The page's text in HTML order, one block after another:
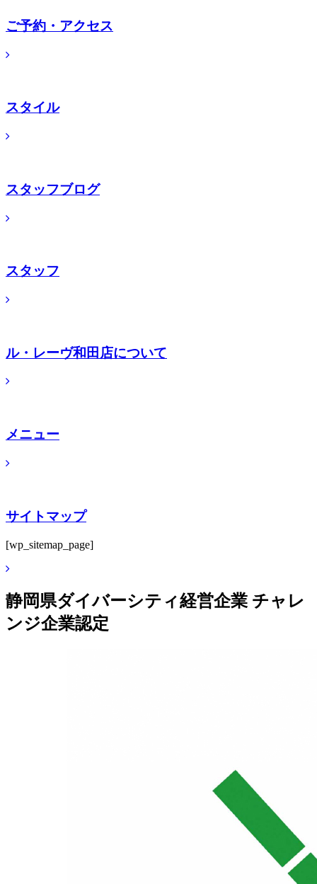
ご予約・アクセス
スタイル
スタッフブログ
スタッフ
ル・レーヴ和田店について
メニュー
サイトマップ
[wp_sitemap_page]
静岡県ダイバーシティ経営企業 チャレ
ンジ企業認定